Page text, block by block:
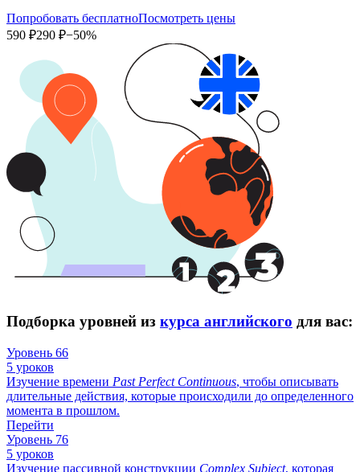
Попробовать бесплатноПосмотреть цены
590 ₽290 ₽−50%
Подборка уровней из курса английского для вас:
Уровень 66
5 уроков
Изучение времени Past Perfect Continuous, чтобы описывать
длительные действия, которые происходили до определенного
момента в прошлом.
Перейти
Уровень 76
5 уроков
Изучение пассивной конструкции Complex Subject, которая